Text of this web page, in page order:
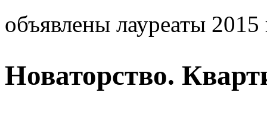
объявлены лауреаты 2015
Новаторство.